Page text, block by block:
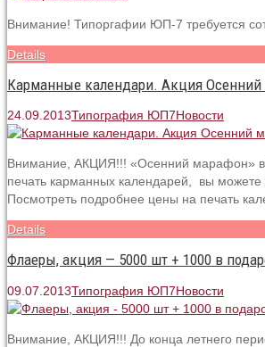
Внимание! Типоргафии ЮП-7 требуется
Details
Карманные календари. Акция
24.09.2013Типография ЮП7Новости
Внимание, АКЦИЯ!!! «Осенний марафон» в
печать карманных календарей, вы
Посмотреть подробнее цены на печать
Details
Флаеры, акция — 5000 шт + 1000 в
09.07.2013Типография ЮП7Новости
Внимание, АКЦИЯ!!! До конца летнего